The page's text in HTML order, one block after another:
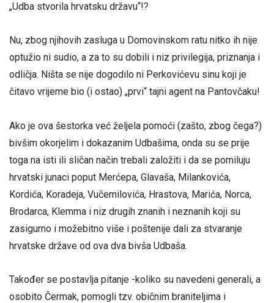
„Udba stvorila hrvatsku državu“!?
Nu, zbog njihovih zasluga u Domovinskom ratu nitko ih nije
optužio ni sudio, a za to su dobili i niz privilegija, priznanja i
odličja. Ništa se nije dogodilo ni Perkovićevu sinu koji je
čitavo vrijeme bio (i ostao) „prvi“ tajni agent na Pantovčaku!
Ako je ova šestorka već željela pomoći (zašto, zbog čega?)
bivšim okorjelim i dokazanim Udbašima, onda su se prije
toga na isti ili sličan način trebali založiti i da se pomiluju
hrvatski junaci poput Merćepa, Glavaša, Milankovića,
Kordića, Koradeja, Vučemilovića, Hrastova, Marića, Norca,
Brodarca, Klemma i niz drugih znanih i neznanih koji su
zasigurno i možebitno više i poštenije dali za stvaranje
hrvatske države od ova dva bivša Udbaša.
Također se postavlja pitanje -koliko su navedeni generali, a
osobito Čermak, pomogli tzv. običnim braniteljima i